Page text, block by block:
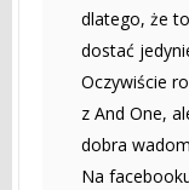
dlatego, że
dostać
Oczywiście
z And One,
dobra
Na